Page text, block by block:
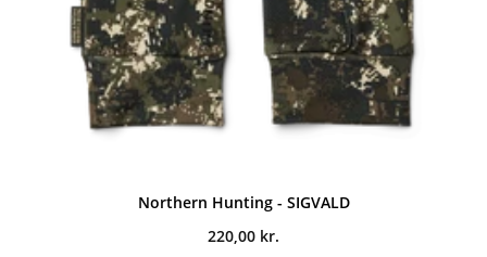
Northern Hunting - SIGVALD
220,00 kr.